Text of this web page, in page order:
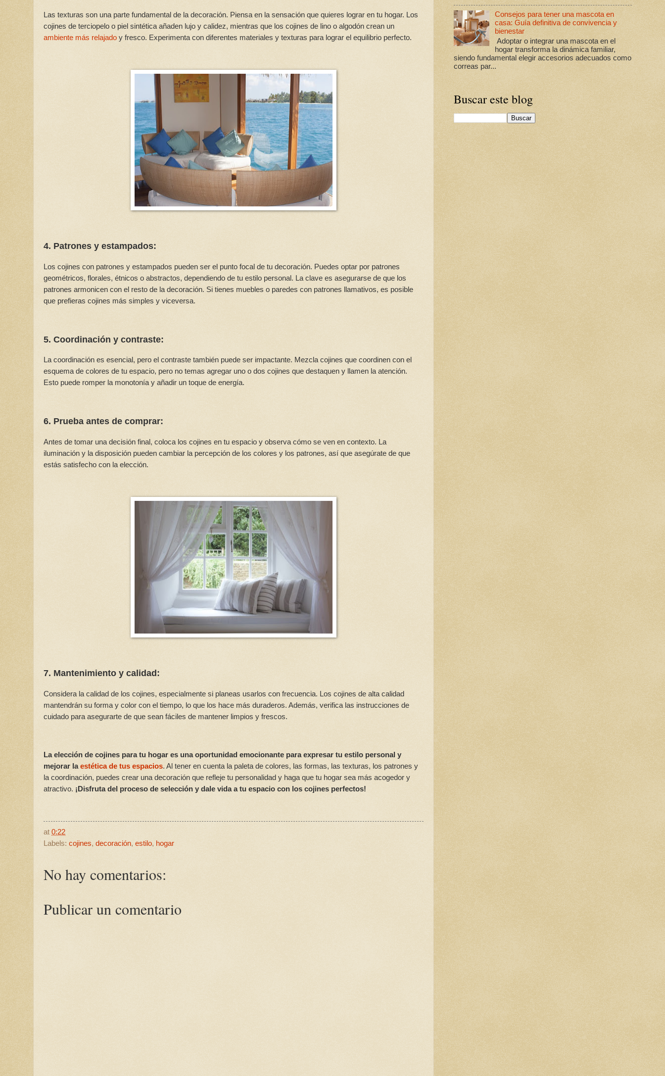
Las texturas son una parte fundamental de la decoración. Piensa en la sensación que quieres lograr en tu hogar. Los
cojines de terciopelo o piel sintética añaden lujo y calidez, mientras que los cojines de lino o algodón crean un
ambiente más relajado y fresco. Experimenta con diferentes materiales y texturas para lograr el equilibrio perfecto.
4. Patrones y estampados:
Los cojines con patrones y estampados pueden ser el punto focal de tu decoración. Puedes optar por patrones
geométricos, florales, étnicos o abstractos, dependiendo de tu estilo personal. La clave es asegurarse de que los
patrones armonicen con el resto de la decoración. Si tienes muebles o paredes con patrones llamativos, es posible
que prefieras cojines más simples y viceversa.
5. Coordinación y contraste:
La coordinación es esencial, pero el contraste también puede ser impactante. Mezcla cojines que coordinen con el
esquema de colores de tu espacio, pero no temas agregar uno o dos cojines que destaquen y llamen la atención.
Esto puede romper la monotonía y añadir un toque de energía.
6. Prueba antes de comprar:
Antes de tomar una decisión final, coloca los cojines en tu espacio y observa cómo se ven en contexto. La
iluminación y la disposición pueden cambiar la percepción de los colores y los patrones, así que asegúrate de que
estás satisfecho con la elección.
7. Mantenimiento y calidad:
Considera la calidad de los cojines, especialmente si planeas usarlos con frecuencia. Los cojines de alta calidad
mantendrán su forma y color con el tiempo, lo que los hace más duraderos. Además, verifica las instrucciones de
cuidado para asegurarte de que sean fáciles de mantener limpios y frescos.
La elección de cojines para tu hogar es una oportunidad emocionante para expresar tu estilo personal y
mejorar laestética de tus espacios. Al tener en cuenta la paleta de colores, las formas, las texturas, los patrones y
la coordinación, puedes crear una decoración que refleje tu personalidad y haga que tu hogar sea más acogedor y
atractivo. ¡Disfruta del proceso de selección y dale vida a tu espacio con los cojines perfectos!
at 0:22
Labels: cojines, decoración, estilo, hogar
No hay comentarios:
Publicar un comentario
Consejos para tener una mascota en
casa: Guía definitiva de convivencia y
bienestar
Adoptar o integrar una mascota en el
hogar transforma la dinámica familiar,
siendo fundamental elegir accesorios adecuados como
correas par...
Buscar este blog